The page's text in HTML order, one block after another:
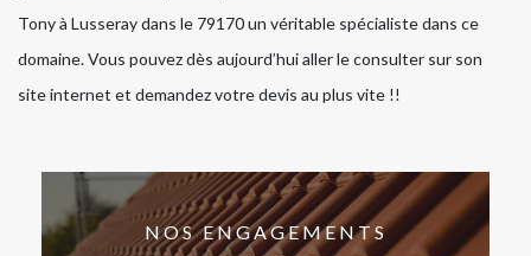
Tony à Lusseray dans le 79170 un véritable spécialiste dans ce
domaine. Vous pouvez dès aujourd’hui aller le consulter sur son
site internet et demandez votre devis au plus vite !!
NOS ENGAGEMENTS